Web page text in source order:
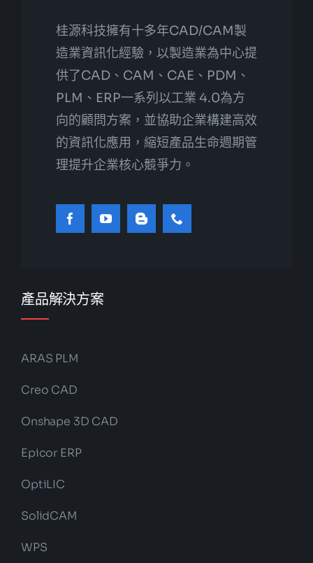
桂源科技擁有十多年CAD/CAM製
造業資訊化經驗，以製造業為中心提
供了CAD、CAM、CAE、PDM、
PLM、ERP一系列以工業 4.0為方
向的顧問方案，並協助企業構建高效
的資訊化應用，縮短產品生命週期管
理提升企業核心競爭力。
產品解決方案
ARAS PLM
Creo CAD
Onshape 3D CAD
Epicor ERP
OptiLIC
SolidCAM
WPS